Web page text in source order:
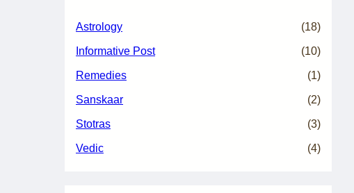
Astrology (18)
Informative Post (10)
Remedies (1)
Sanskaar (2)
Stotras (3)
Vedic (4)